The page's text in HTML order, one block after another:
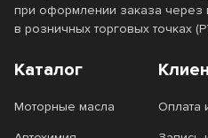
при оформлении заказа через
в розничных торговых точках
Каталог
Моторные масла Оплата